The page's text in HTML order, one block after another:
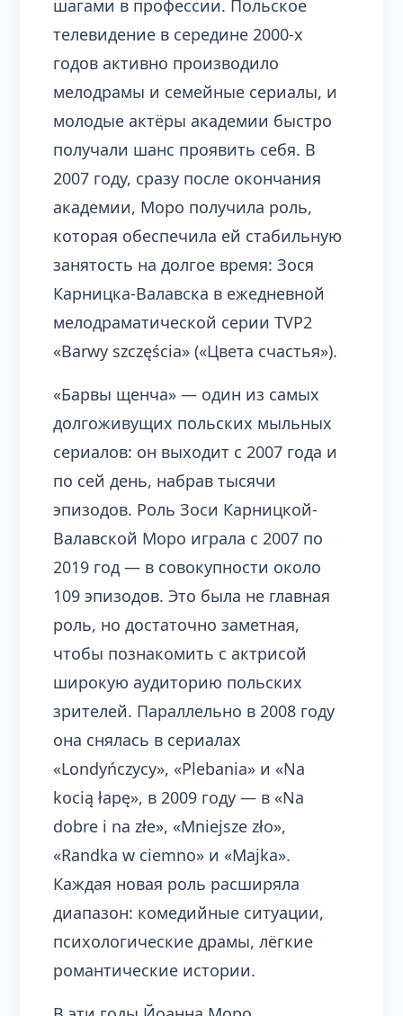
шагами в профессии. Польское
телевидение в середине 2000-х
годов активно производило
мелодрамы и семейные сериалы, и
молодые актёры академии быстро
получали шанс проявить себя. В
2007 году, сразу после окончания
академии, Моро получила роль,
которая обеспечила ей стабильную
занятость на долгое время: Зося
Карницка-Валавска в ежедневной
мелодраматической серии TVP2
«Barwy szczęścia» («Цвета счастья»).
«Барвы щенча» — один из самых
долгоживущих польских мыльных
сериалов: он выходит с 2007 года и
по сей день, набрав тысячи
эпизодов. Роль Зоси Карницкой-
Валавской Моро играла с 2007 по
2019 год — в совокупности около
109 эпизодов. Это была не главная
роль, но достаточно заметная,
чтобы познакомить с актрисой
широкую аудиторию польских
зрителей. Параллельно в 2008 году
она снялась в сериалах
«Londyńczycy», «Plebania» и «Na
kocią łapę», в 2009 году — в «Na
dobre i na złe», «Mniejsze zło»,
«Randka w ciemno» и «Majka».
Каждая новая роль расширяла
диапазон: комедийные ситуации,
психологические драмы, лёгкие
романтические истории.